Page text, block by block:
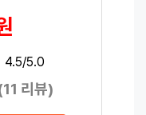
4.5/5.0
리뷰)